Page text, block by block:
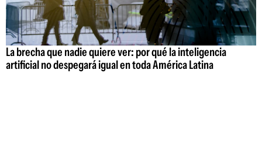
La brecha que nadie quiere ver: por qué la inteligencia
artificial no despegará igual en toda América Latina